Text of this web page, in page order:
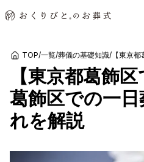
初めての方へ
初めての方へ
葬儀の流れ
アフターサポート
関東エリア
東京都
お客様の声
ご葬儀事例
よくある質問
葬儀の知識
葬儀の知識
TOP/一覧/葬儀の基礎知識/
【東京都葛飾
葛飾区での一
れを解説